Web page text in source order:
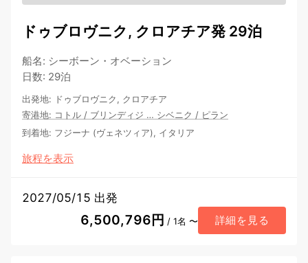
ドゥブロヴニク, クロアチア発 29泊
船名: シーボーン・オベーション
日数: 29泊
出発地: ドゥブロヴニク, クロアチア
寄港地: コトル / ブリンディジ … シベニク / ピラン
到着地: フジーナ (ヴェネツィア), イタリア
旅程を表示
2027/05/15 出発
6,500,796円 / 1名 〜 詳細を見る